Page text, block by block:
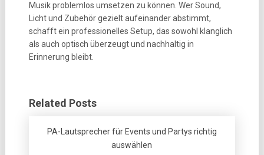
Musik problemlos umsetzen zu können. Wer Sound,
Licht und Zubehör gezielt aufeinander abstimmt,
schafft ein professionelles Setup, das sowohl klanglich
als auch optisch überzeugt und nachhaltig in
Erinnerung bleibt.
Related Posts
PA-Lautsprecher für Events und Partys richtig
auswählen